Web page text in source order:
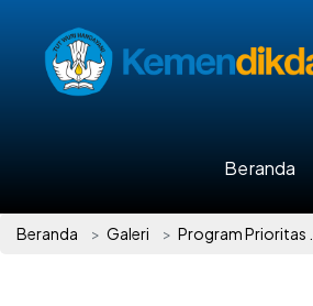
Beranda
Beranda Galeri Program Prioritas ...